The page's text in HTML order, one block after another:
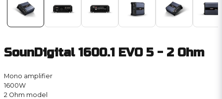
SounDigital 1600.1 EVO 5 - 2 Ohm
Mono amplifier
1600W
2 Ohm model